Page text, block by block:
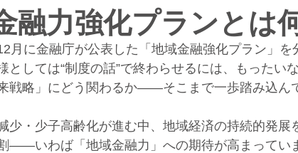
融力強化プランとは
月に金融庁が公表した「地域金融強化プラン」を
としては“制度の話”で終わらせるには、もったい
戦略」にどう関わるか――そこまで一歩踏み込ん
少・少子高齢化が進む中、地域経済の持続的発展
――いわば「地域金融力」への期待が高まってい